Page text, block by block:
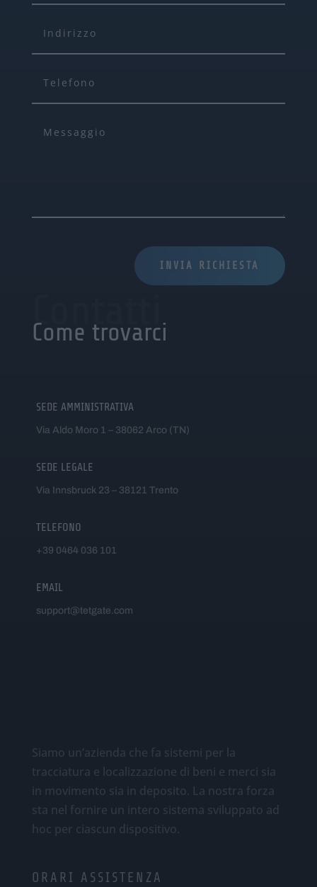
INVIA RICHIESTA
Contatti
Come trovarci
SEDE AMMINISTRATIVA
Via Aldo Moro 1 – 38062 Arco (TN)
SEDE LEGALE
Via Innsbruck 23 – 38121 Trento
TELEFONO
+39 0464 036 101
EMAIL
support@tetgate.com
Siamo un’azienda che fa sistemi per la
tracciatura e localizzazione di beni e merci sia
in movimento sia in deposito. La nostra forza
sta nel fornire un intero sistema sviluppato ad
hoc per ciascun dispositivo.
ORARI ASSISTENZA